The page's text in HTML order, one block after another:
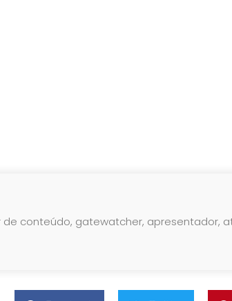
de conteúdo, gatewatcher, apresentador,